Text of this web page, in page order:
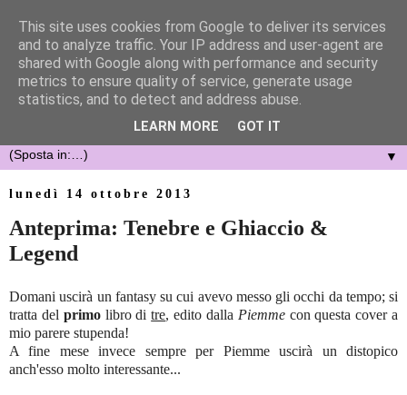
▼
lunedì 14 ottobre 2013
Anteprima: Tenebre e Ghiaccio &
Legend
Domani uscirà un fantasy su cui avevo messo gli occhi da tempo; si
tratta del primolibro ditre, edito dalla Piemme con questa cover a
mio parere stupenda!
A fine mese invece sempre per Piemme uscirà un distopico
anch'esso molto interessante...
This site uses cookies from Google to deliver its services
and to analyze traffic. Your IP address and user-agent are
shared with Google along with performance and security
metrics to ensure quality of service, generate usage
statistics, and to detect and address abuse.
LEARN MORE GOT IT